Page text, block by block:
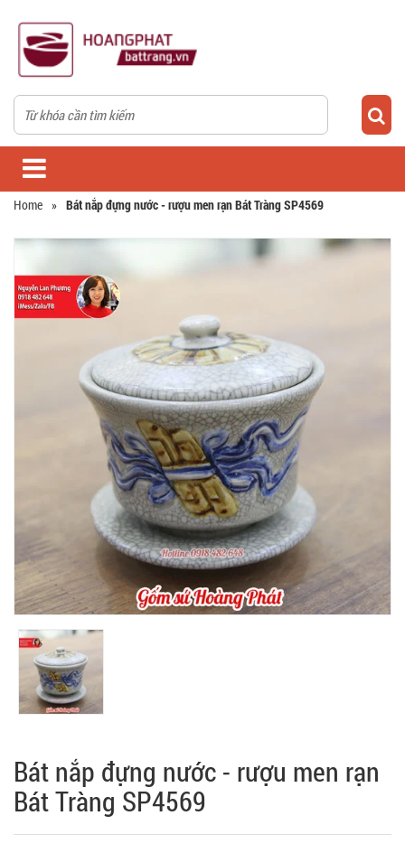
Home » Bát nắp đựng nước - rượu men rạn Bát Tràng SP4569
Bát nắp đựng nước - rượu men rạn
Bát Tràng SP4569